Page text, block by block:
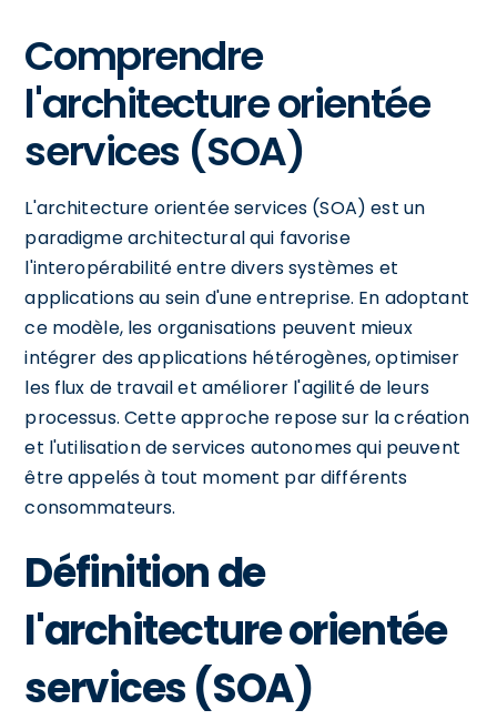
Comprendre
l'architecture orientée
services (SOA)
L'architecture orientée services (SOA) est un
paradigme architectural qui favorise
l'interopérabilité entre divers systèmes et
applications au sein d'une entreprise. En adoptant
ce modèle, les organisations peuvent mieux
intégrer des applications hétérogènes, optimiser
les flux de travail et améliorer l'agilité de leurs
processus. Cette approche repose sur la création
et l'utilisation de services autonomes qui peuvent
être appelés à tout moment par différents
consommateurs.
Définition de
l'architecture orientée
services (SOA)